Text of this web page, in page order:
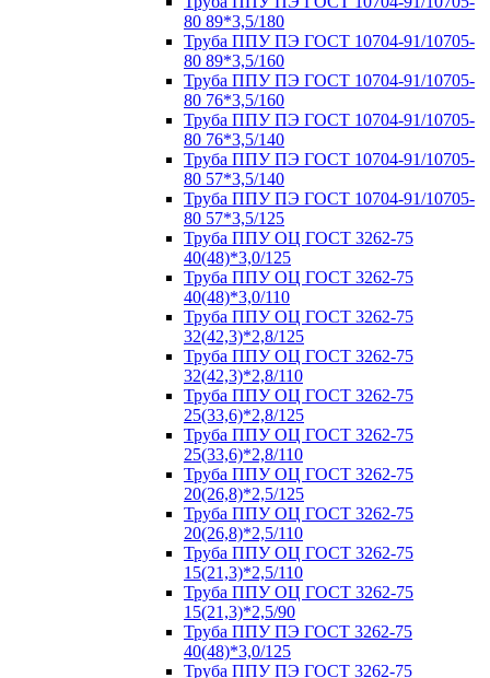
80 89*3,5/180
Труба ППУ ПЭ ГОСТ 10704-91/10705-
80 89*3,5/160
Труба ППУ ПЭ ГОСТ 10704-91/10705-
80 76*3,5/160
Труба ППУ ПЭ ГОСТ 10704-91/10705-
80 76*3,5/140
Труба ППУ ПЭ ГОСТ 10704-91/10705-
80 57*3,5/140
Труба ППУ ПЭ ГОСТ 10704-91/10705-
80 57*3,5/125
Труба ППУ ОЦ ГОСТ 3262-75
40(48)*3,0/125
Труба ППУ ОЦ ГОСТ 3262-75
40(48)*3,0/110
Труба ППУ ОЦ ГОСТ 3262-75
32(42,3)*2,8/125
Труба ППУ ОЦ ГОСТ 3262-75
32(42,3)*2,8/110
Труба ППУ ОЦ ГОСТ 3262-75
25(33,6)*2,8/125
Труба ППУ ОЦ ГОСТ 3262-75
25(33,6)*2,8/110
Труба ППУ ОЦ ГОСТ 3262-75
20(26,8)*2,5/125
Труба ППУ ОЦ ГОСТ 3262-75
20(26,8)*2,5/110
Труба ППУ ОЦ ГОСТ 3262-75
15(21,3)*2,5/110
Труба ППУ ОЦ ГОСТ 3262-75
15(21,3)*2,5/90
Труба ППУ ПЭ ГОСТ 3262-75
40(48)*3,0/125
Труба ППУ ПЭ ГОСТ 3262-75